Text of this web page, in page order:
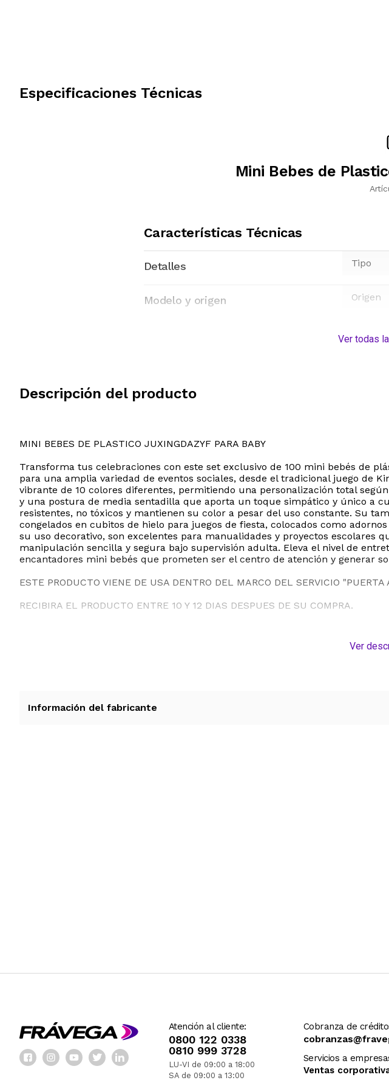
Especificaciones Técnicas
Mini Bebes de
Características Técnicas
Detalles Tipo
Modelo y origen Origen
Ver todas
Descripción del producto
MINI BEBES DE PLASTICO JUXINGDAZYF PARA BABY
Transforma tus celebraciones con este set exclusivo de 100 mini bebés de
para una amplia variedad de eventos sociales, desde el tradicional juego de
vibrante de 10 colores diferentes, permitiendo una personalización total
y una postura de media sentadilla que aporta un toque simpático y único a
resistentes, no tóxicos y mantienen su color a pesar del uso constante. Su
congelados en cubitos de hielo para juegos de fiesta, colocados como
su uso decorativo, son excelentes para manualidades y proyectos
manipulación sencilla y segura bajo supervisión adulta. Eleva el nivel de
encantadores mini bebés que prometen ser el centro de atención y generar
ESTE PRODUCTO VIENE DE USA DENTRO DEL MARCO DEL SERVICIO
RECIBIRA EL PRODUCTO ENTRE 10 Y 12 DIAS DESPUES DE SU COMPRA.
Ver
Información del fabricante
Atención al cliente:
0800 122 0338
0810 999 3728
LU-VI de 09:00 a 18:00
SA de 09:00 a 13:00
Cobranza de
Servicios a
Ventas